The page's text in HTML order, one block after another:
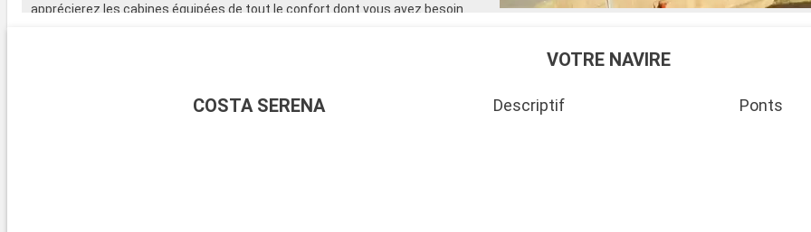
apprécierez les cabines équipées de tout le confort dont vous avez besoin.
VOTRE NAVIRE
COSTA SERENA Descriptif Ponts